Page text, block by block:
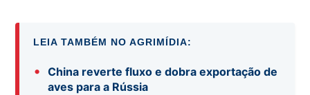
LEIA TAMBÉM NO AGRIMÍDIA:
•
China reverte fluxo e dobra exportação de
aves para a Rússia